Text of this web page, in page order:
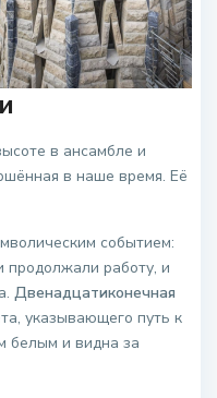
в ансамбле и
в наше время. Её
событием:
продолжали работу, и
Двенадцатиконечная
указывающего путь к
белым и видна за